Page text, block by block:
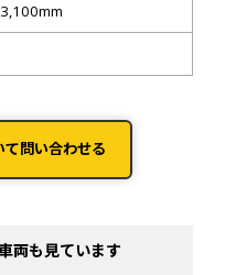
3,100mm
て問い合わせる
両も見ています